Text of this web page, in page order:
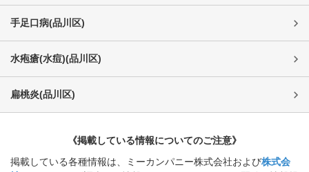
手足口病(品川区)
水疱瘡(水痘)(品川区)
扁桃炎(品川区)
《掲載している情報についてのご注意》
掲載している各種情報は、ミーカンパニー株式会社および株式会